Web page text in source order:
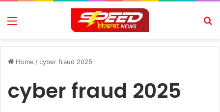
Menu
Home /cyber fraud 2025
cyber fraud 2025